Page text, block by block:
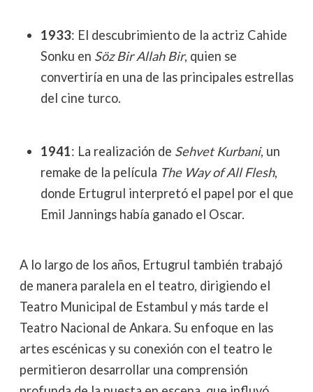
1933: El descubrimiento de la actriz Cahide
Sonku en Söz Bir Allah Bir, quien se
convertiría en una de las principales estrellas
del cine turco.
1941: La realización de Sehvet Kurbani, un
remake de la película The Way of All Flesh,
donde Ertugrul interpretó el papel por el que
Emil Jannings había ganado el Oscar.
A lo largo de los años, Ertugrul también trabajó
de manera paralela en el teatro, dirigiendo el
Teatro Municipal de Estambul y más tarde el
Teatro Nacional de Ankara. Su enfoque en las
artes escénicas y su conexión con el teatro le
permitieron desarrollar una comprensión